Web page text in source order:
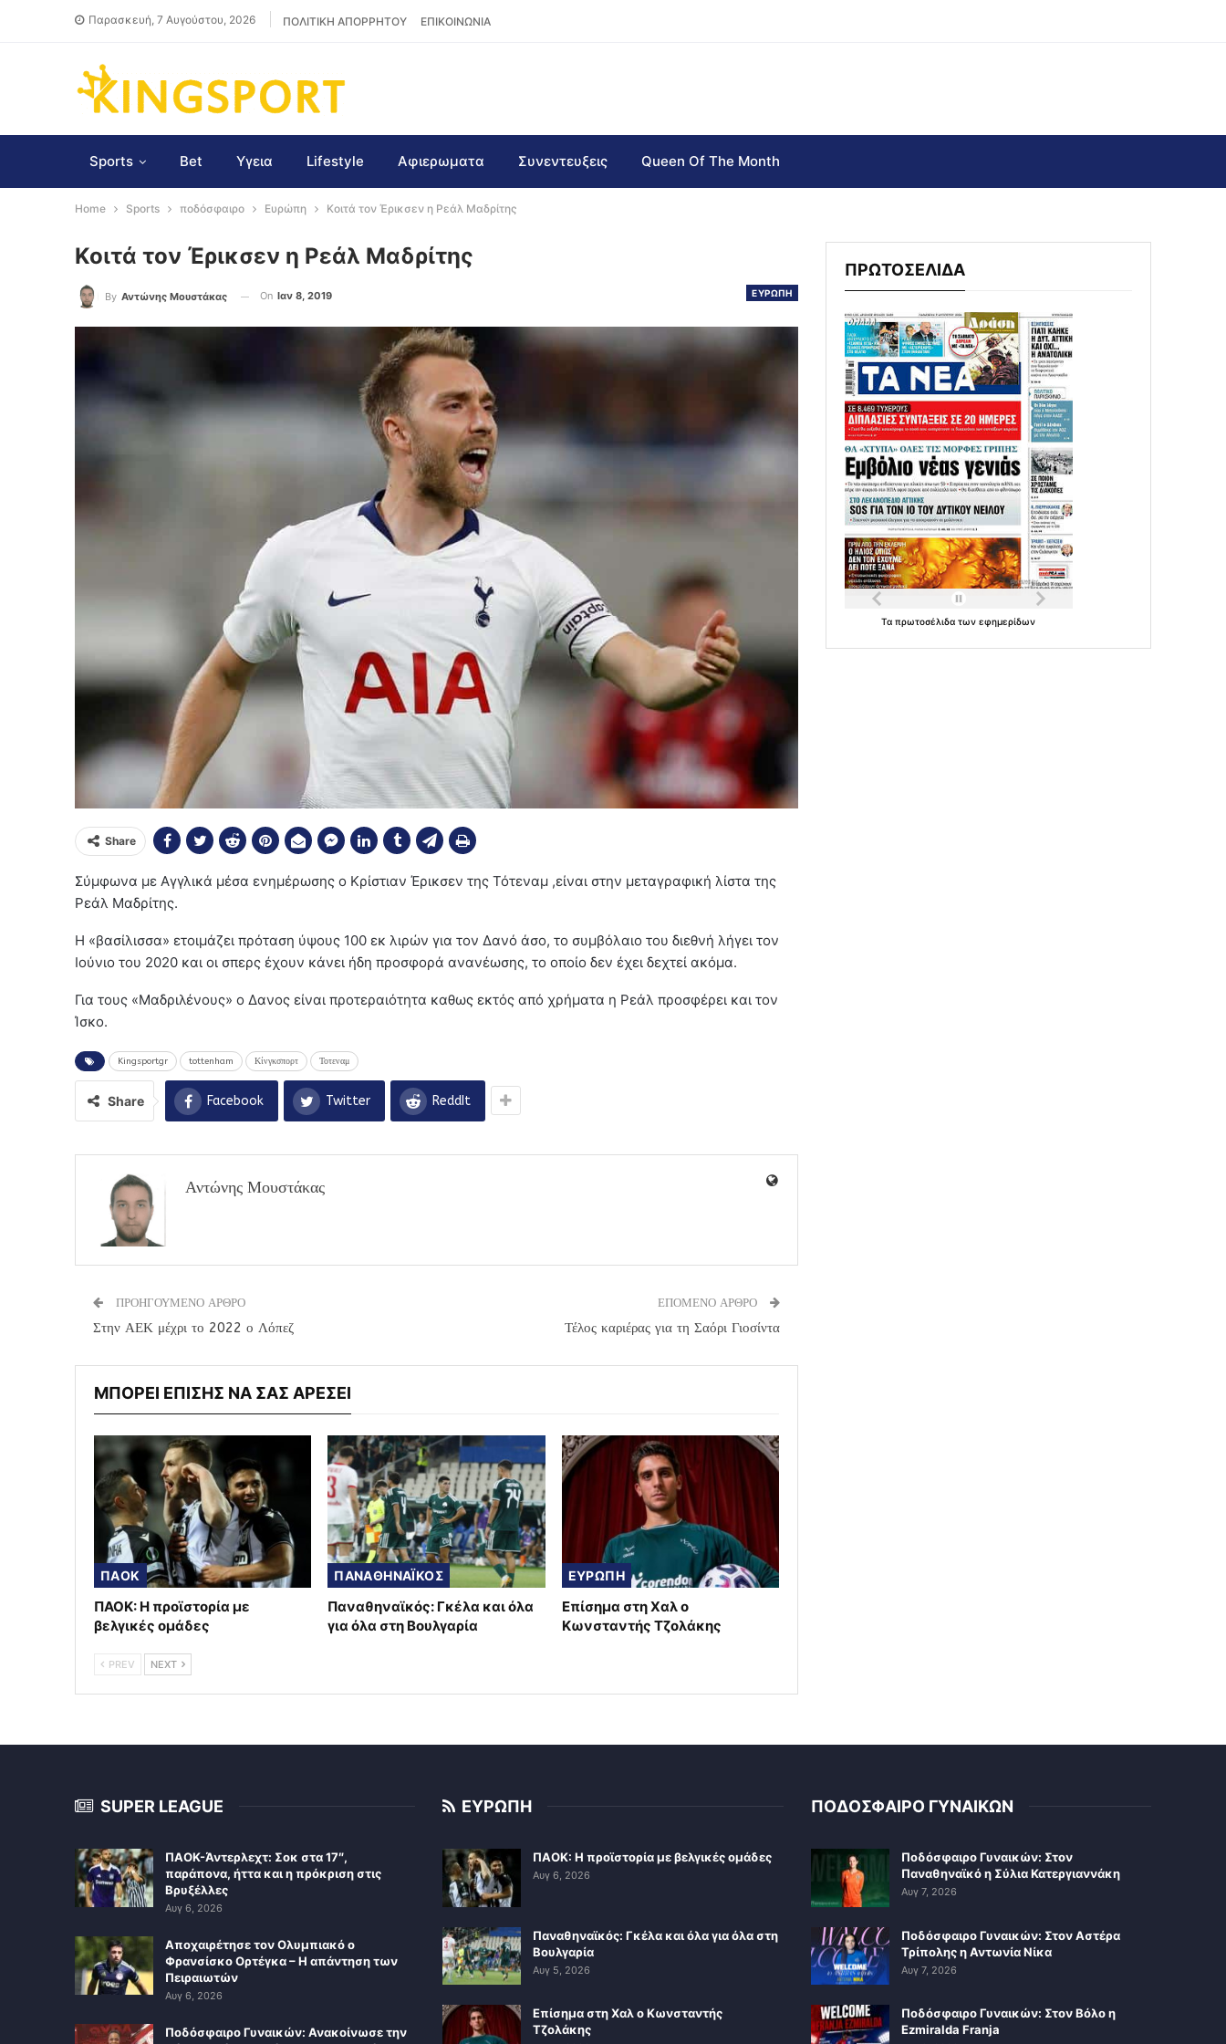
Παρασκευή, 7 Αυγούστου, 2026 ΠΟΛΙΤΙΚΗ ΑΠΟΡΡΗΤΟΥ ΕΠΙΚΟΙΝΩΝΙΑ
Sports Bet Υγεια Lifestyle Αφιερωματα Συνεντευξεις Queen Of The Month
Home Sports ποδόσφαιρο Ευρώπη Κοιτά τον Έρικσεν η Ρεάλ Μαδρίτης
Κοιτά τον Έρικσεν η Ρεάλ Μαδρίτης
ΕΥΡΩΠΗ
By Αντώνης Μουστάκας On Ιαν 8, 2019
Share
Σύμφωνα με Αγγλικά μέσα ενημέρωσης ο Κρίστιαν Έρικσεν της Τότεναμ ,είναι στην μεταγραφική λίστα της
Ρεάλ Μαδρίτης.
Η «βασίλισσα» ετοιμάζει πρόταση ύψους 100 εκ λιρών για τον Δανό άσο, το συμβόλαιο του διεθνή λήγει τον
Ιούνιο του 2020 και οι σπερς έχουν κάνει ήδη προσφορά ανανέωσης, το οποίο δεν έχει δεχτεί ακόμα.
Για τους «Μαδριλένους» ο Δανος είναι προτεραιότητα καθως εκτός από χρήματα η Ρεάλ προσφέρει και τον
Ίσκο.
Kingsportgr tottenham Κίνγκσπορτ Τοτεναμ
Share Facebook Twitter ReddIt
Αντώνης Μουστάκας
ΠΡΟΗΓΟΥΜΕΝΟ ΑΡΘΡΟ
Στην ΑΕΚ μέχρι το 2022 ο Λόπεζ
ΕΠΟΜΕΝΟ ΑΡΘΡΟ
Τέλος καριέρας για τη Σαόρι Γιοσίντα
ΜΠΟΡΕΙ ΕΠΙΣΗΣ ΝΑ ΣΑΣ ΑΡΕΣΕΙ
ΠΑΟΚ
ΠΑΟΚ: Η προϊστορία με
βελγικές ομάδες
ΠΑΝΑΘΗΝΑΪΚΟΣ
Παναθηναϊκός: Γκέλα και όλα
για όλα στη Βουλγαρία
ΕΥΡΩΠΗ
Επίσημα στη Χαλ ο
Κωνσταντής Τζολάκης
PREV NEXT
ΠΡΩΤΟΣΕΛΙΔΑ
Ταπρωτοσέλιδατωνεφημερίδων
SUPER LEAGUE
ΠΑΟΚ-Άντερλεχτ: Σοκ στα 17″,
παράπονα, ήττα και η πρόκριση στις
Βρυξέλλες
Αυγ 6, 2026
Αποχαιρέτησε τον Ολυμπιακό ο
Φρανσίσκο Ορτέγκα – Η απάντηση των
Πειραιωτών
Αυγ 6, 2026
Ποδόσφαιρο Γυναικών: Ανακοίνωσε την
ΕΥΡΩΠΗ
ΠΑΟΚ: Η προϊστορία με βελγικές ομάδες
Αυγ 6, 2026
Παναθηναϊκός: Γκέλα και όλα για όλα στη
Βουλγαρία
Αυγ 5, 2026
Επίσημα στη Χαλ ο Κωνσταντής
Τζολάκης
ΠΟΔΟΣΦΑΙΡΟ ΓΥΝΑΙΚΩΝ
Ποδόσφαιρο Γυναικών: Στον
Παναθηναϊκό η Σύλια Κατεργιαννάκη
Αυγ 7, 2026
Ποδόσφαιρο Γυναικών: Στον Αστέρα
Τρίπολης η Αντωνία Νίκα
Αυγ 7, 2026
Ποδόσφαιρο Γυναικών: Στον Βόλο η
Ezmiralda Franja